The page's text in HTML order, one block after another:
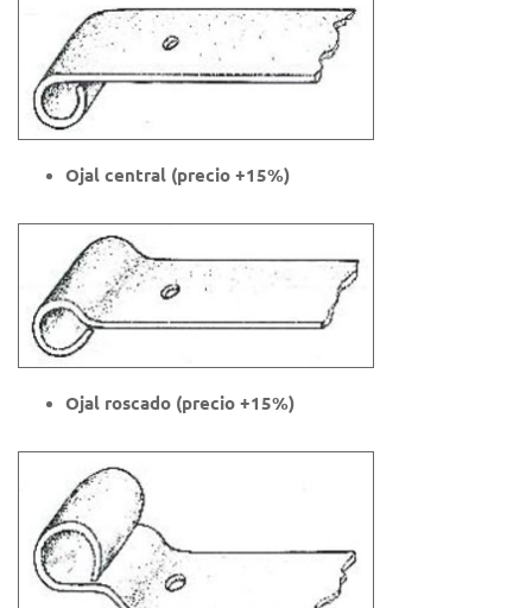
Ojal central (precio +15%)
Ojal roscado (precio +15%)